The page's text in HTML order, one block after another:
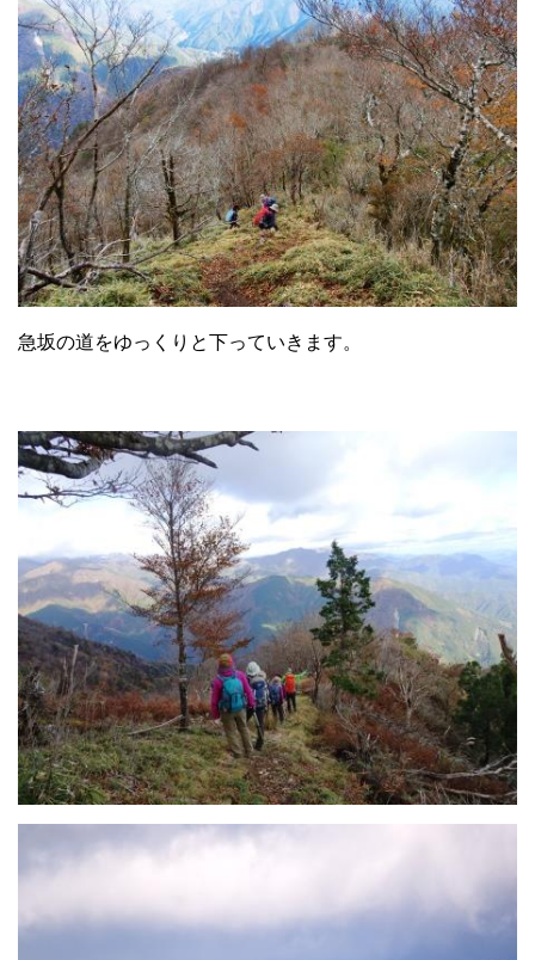
急坂の道をゆっくりと下っていきます。